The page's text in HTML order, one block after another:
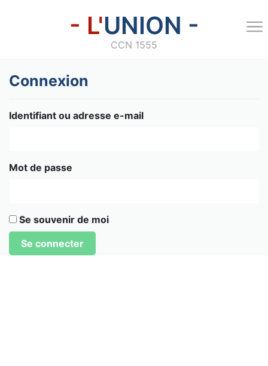
- L'UNION -
CCN 1555
Connexion
Identifiant ou adresse e-mail
Mot de passe
Se souvenir de moi